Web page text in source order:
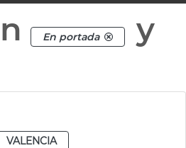
En portada
y
VALENCIA